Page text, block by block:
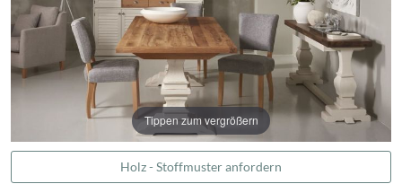
Tippen zum vergrößern
Holz - Stoffmuster anfordern